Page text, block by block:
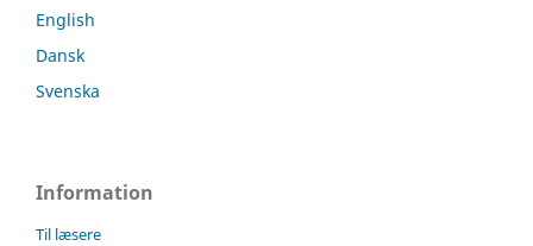
English
Dansk
Svenska
Information
Til læsere